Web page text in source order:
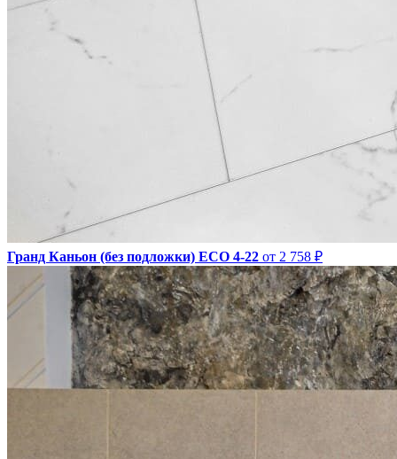
Гранд Каньон (без подложки) ЕСО 4-22 от 2 758 ₽